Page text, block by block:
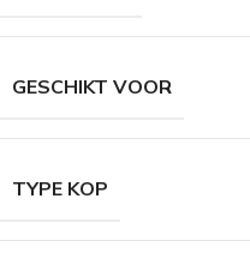
GESCHIKT VOOR
TYPE KOP